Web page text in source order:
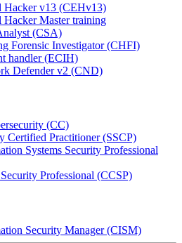
Hacker v13 (CEHv13)
Master training
(CSA)
Forensic Investigator (CHFI)
handler (ECIH)
Defender v2 (CND)
(CC)
Certified Practitioner (SSCP)
Systems Security Professional
Professional (CCSP)
Security Manager (CISM)